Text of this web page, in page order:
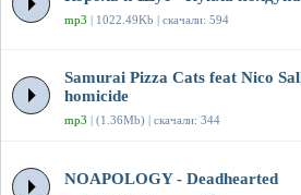
mp3 | 1022.49Kb | скачали: 594
Samurai Pizza Cats feat Nico
homicide
mp3 | (1.36Mb) | скачали: 344
NOAPOLOGY - Deadhearted